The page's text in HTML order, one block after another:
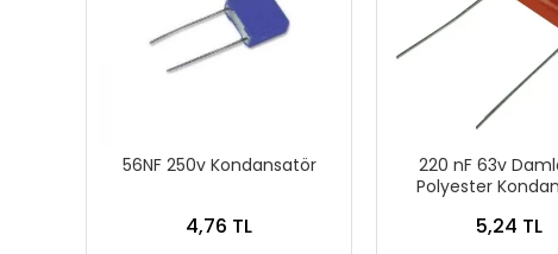
56NF 250v Kondansatör
4,76 TL
220 nF 63v
Polyester
5,24 TL